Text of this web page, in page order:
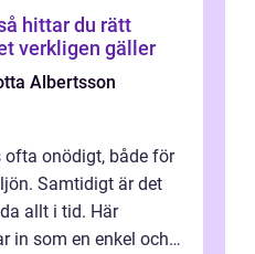
verkligen gäller
Albertsson
onödigt, både för
Samtidigt är det
allt i tid. Här
in som en enkel och